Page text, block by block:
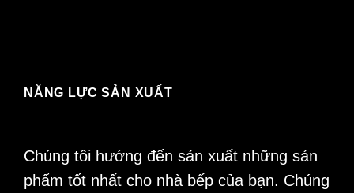
NĂNG LỰC SẢN XUẤT
Chúng tôi hướng đến sản xuất những sản
phẩm tốt nhất cho nhà bếp của bạn. Chúng